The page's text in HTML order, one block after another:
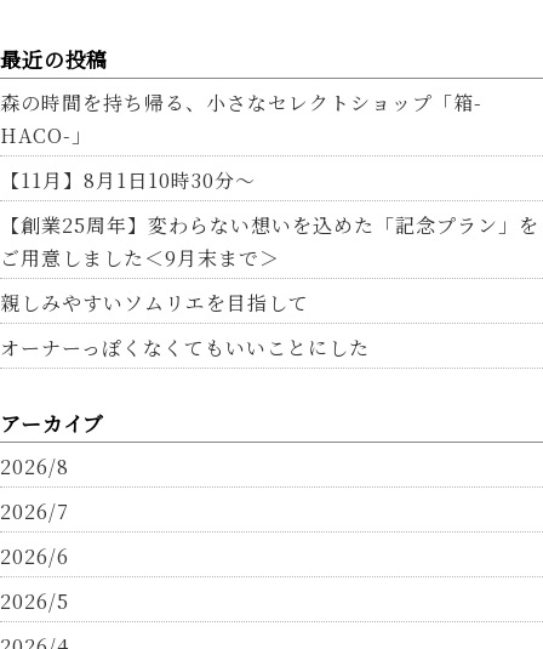
最近の投稿
森の時間を持ち帰る、小さなセレクトショップ「箱-
HACO-」
【11月】8月1日10時30分～
【創業25周年】変わらない想いを込めた「記念プラン」を
ご用意しました＜9月末まで＞
親しみやすいソムリエを目指して
オーナーっぽくなくてもいいことにした
アーカイブ
2026/8
2026/7
2026/6
2026/5